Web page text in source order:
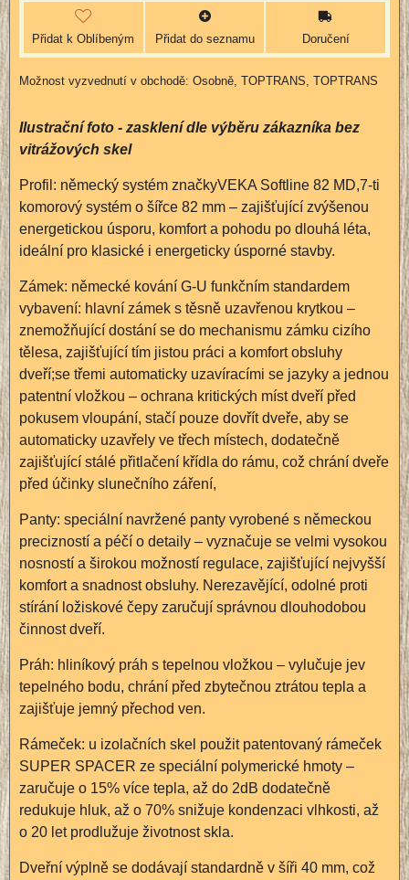
Přidat k Oblíbeným Přidat do seznamu Doručení
Osobně, TOPTRANS, TOPTRANS
Ilustrační foto - zasklení dle výběru zákazníka bez
vitrážových skel
Profil: německý systém značkyVEKA Softline 82 MD,7-ti
komorový systém o šířce 82 mm – zajišťující zvýšenou
energetickou úsporu, komfort a pohodu po dlouhá léta,
ideální pro klasické i energeticky úsporné stavby.
Zámek: německé kování G-U funkčním standardem
vybavení: hlavní zámek s těsně uzavřenou krytkou –
znemožňující dostání se do mechanismu zámku cizího
tělesa, zajišťující tím jistou práci a komfort obsluhy
dveří;se třemi automaticky uzavíracími se jazyky a jednou
patentní vložkou – ochrana kritických míst dveří před
pokusem vloupání, stačí pouze dovřít dveře, aby se
automaticky uzavřely ve třech místech, dodatečně
zajišťující stálé přitlačení křídla do rámu, což chrání dveře
před účinky slunečního záření,
Panty: speciální navržené panty vyrobené s německou
precizností a péčí o detaily – vyznačuje se velmi vysokou
nosností a širokou možností regulace, zajišťující nejvyšší
komfort a snadnost obsluhy. Nerezavějící, odolné proti
stírání ložiskové čepy zaručují správnou dlouhodobou
činnost dveří.
Práh: hliníkový práh s tepelnou vložkou – vylučuje jev
tepelného bodu, chrání před zbytečnou ztrátou tepla a
zajišťuje jemný přechod ven.
Rámeček: u izolačních skel použit patentovaný rámeček
SUPER SPACER ze speciální polymerické hmoty –
zaručuje o 15% více tepla, až do 2dB dodatečně
redukuje hluk, až o 70% snižuje kondenzaci vlhkosti, až
o 20 let prodlužuje životnost skla.
Dveřní výplně se dodávají standardně v šíři 40 mm, což